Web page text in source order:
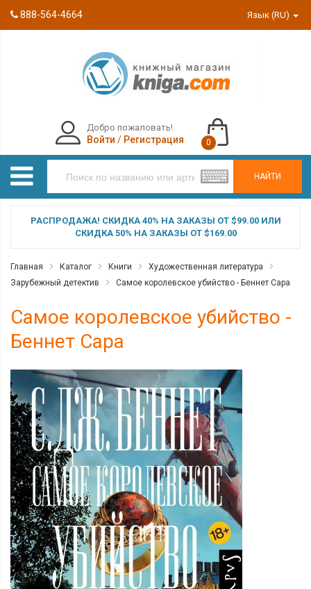
888-564-4664 Язык (RU)
НАЙТИ
Добро пожаловать!
Войти / Регистрация 0
РАСПРОДАЖА! СКИДКА 40% НА ЗАКАЗЫ ОТ $99.00 ИЛИ
СКИДКА 50% НА ЗАКАЗЫ ОТ $169.00
Главная Каталог Книги
Художественная литература
Зарубежный детектив
Самое королевское убийство - Беннет Сара
Самое королевское убийство -
Беннет Сара